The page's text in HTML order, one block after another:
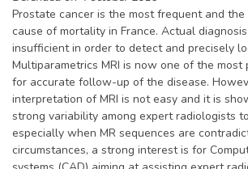
Prostate cancer is the most frequent and
cause of mortality in France. Actual
insufficient in order to detect and precisely
Multiparametrics MRI is now one of the most
for accurate follow-up of the disease.
interpretation of MRI is not easy and it is
strong variability among expert radiologists
especially when MR sequences are
circumstances, a strong interest is for